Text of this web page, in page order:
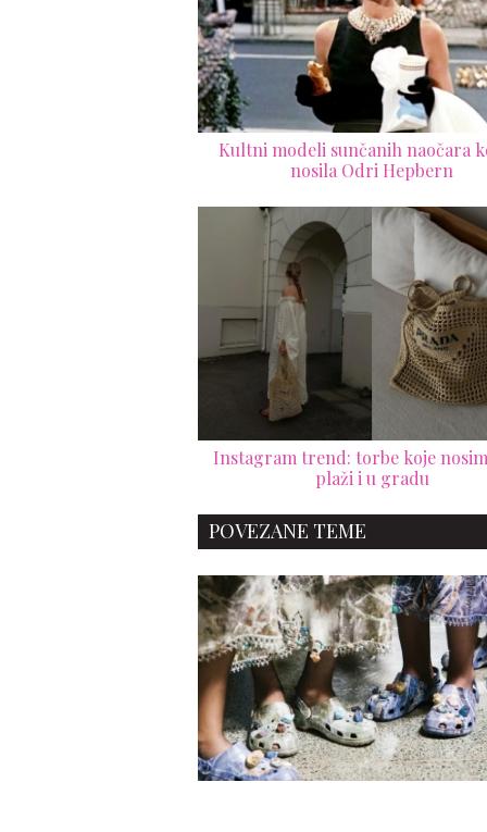
Kultni modeli sunčanih naočara
nosila Odri Hepbern
Instagram trend: torbe koje
plaži i u gradu
POVEZANE TEME